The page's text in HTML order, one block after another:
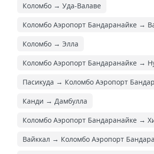
Коломбо → Уда-Валаве
Коломбо Аэропорт Бандаранайке →
Коломбо → Элла
Коломбо Аэропорт Бандаранайке →
Пасикуда → Коломбо Аэропорт
Канди → Дамбулла
Коломбо Аэропорт Бандаранайке →
Вайккал → Коломбо Аэропорт